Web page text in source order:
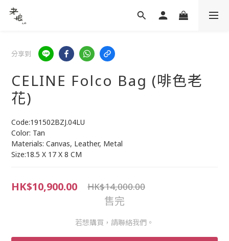
分享到
CELINE Folco Bag (啡色老
花)
Code:191502BZJ.04LU
Color: Tan
Materials: Canvas, Leather, Metal
Size:18.5 X 17 X 8 CM
HK$10,900.00 HK$14,000.00
售完
若想購買，請聯絡我們。